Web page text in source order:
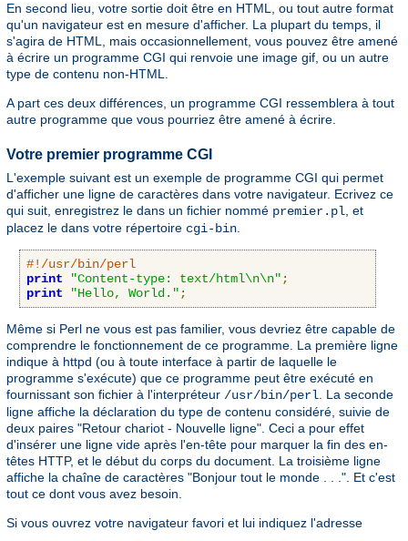
En second lieu, votre sortie doit être en HTML, ou tout autre format
qu'un navigateur est en mesure d'afficher. La plupart du temps, il
s'agira de HTML, mais occasionnellement, vous pouvez être amené
à écrire un programme CGI qui renvoie une image gif, ou un autre
type de contenu non-HTML.
A part ces deux différences, un programme CGI ressemblera à tout
autre programme que vous pourriez être amené à écrire.
Votre premier programme CGI
L'exemple suivant est un exemple de programme CGI qui permet
d'afficher une ligne de caractères dans votre navigateur. Ecrivez ce
qui suit, enregistrez le dans un fichier nommé premier.pl , et
placez le dans votre répertoire cgi-bin
#!/usr/bin/perl
print
"Content-type: text/html\n\n" ;
print
"Hello, World." ;
Même si Perl ne vous est pas familier, vous devriez être capable de
comprendre le fonctionnement de ce programme. La première ligne
indique à httpd (ou à toute interface à partir de laquelle le
programme s'exécute) que ce programme peut être exécuté en
fournissant son fichier à l'interpréteur /usr/bin/perl . La seconde
ligne affiche la déclaration du type de contenu considéré, suivie de
deux paires "Retour chariot - Nouvelle ligne". Ceci a pour effet
d'insérer une ligne vide après l'en-tête pour marquer la fin des en-
têtes HTTP, et le début du corps du document. La troisième ligne
affiche la chaîne de caractères "Bonjour tout le monde . . .". Et c'est
tout ce dont vous avez besoin.
Si vous ouvrez votre navigateur favori et lui indiquez l'adresse